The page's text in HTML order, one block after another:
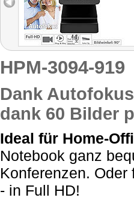
HPM-3094-
Dank
dank 60 Bilder
Ideal für Home-
Notebook ganz
Konferenzen.
- in Full HD!